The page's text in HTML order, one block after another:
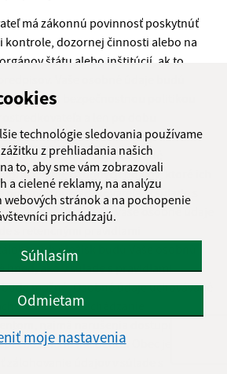
technológie sledovania používame
z prehliadania našich
to, aby sme vám zobrazovali
a cielené reklamy, na analýzu
webových stránok a na pochopenie
prichádzajú.
Súhlasím
Odmietam
moje nastavenia
má zákonnú povinnosť poskytnúť
kontrole, dozornej činnosti alebo na
štátu alebo inštitúcií, ak to
v súlade s bezpečnostnou politikou
účelu spracúvania. Prístup k vašim
mať výlučne osoby poverené
spracúvanie osobných údajov, ktoré ich
pokynov prevádzkovateľa, v súlade s
prevádzkovateľa. Vaše osobné údaje
úložísk budú Vaše osobnú
hneď, ako v súlade s pravidlami
možné. Osobné údaje uchovávané
slúžia na predchádzanie
incidentu. Obec je